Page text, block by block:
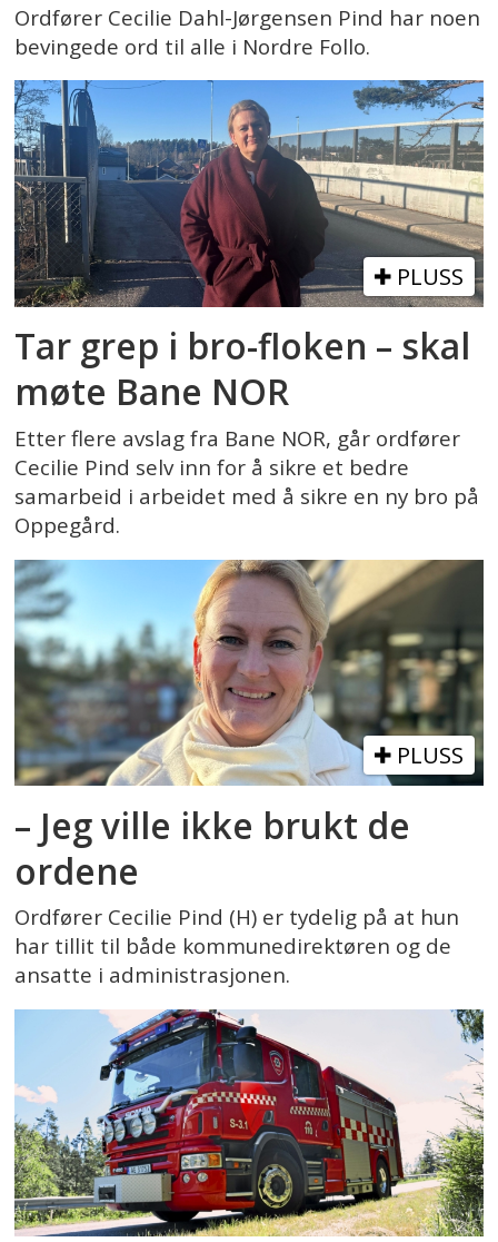
Ordfører Cecilie Dahl-Jørgensen Pind har noen
bevingede ord til alle i Nordre Follo.
PLUSS
Tar grep i bro-floken – skal
møte Bane NOR
Etter flere avslag fra Bane NOR, går ordfører
Cecilie Pind selv inn for å sikre et bedre
samarbeid i arbeidet med å sikre en ny bro på
Oppegård.
PLUSS
– Jeg ville ikke brukt de
ordene
Ordfører Cecilie Pind (H) er tydelig på at hun
har tillit til både kommunedirektøren og de
ansatte i administrasjonen.